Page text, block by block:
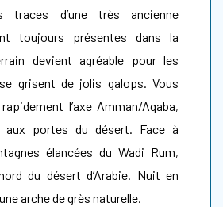
traces d’une très ancienne
toujours présentes dans la
devient agréable pour les
grisent de jolis galops. Vous
l’axe Amman/Aqaba,
aux portes du désert. Face à
élancées du Wadi Rum,
du désert d’Arabie. Nuit en
arche de grès naturelle.